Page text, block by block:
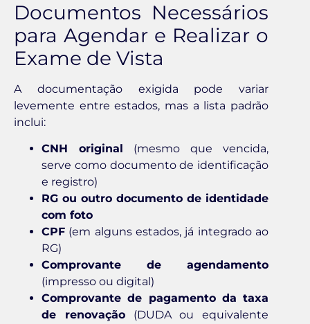
Documentos Necessários
para Agendar e Realizar o
Exame de Vista
A documentação exigida pode variar
levemente entre estados, mas a lista padrão
inclui:
CNH original
(mesmo que vencida,
serve como documento de identificação
e registro)
RG ou outro documento de identidade
com foto
CPF (em alguns estados, já integrado ao
RG)
Comprovante de agendamento
(impresso ou digital)
Comprovante de pagamento da taxa
de renovação(DUDA ou equivalente